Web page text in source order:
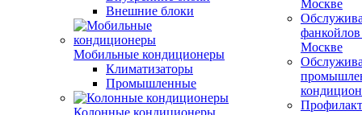
Внешние блоки
Мобильные кондиционеры
Климатизаторы
Промышленные
Колонные кондиционеры
Москве
Москве